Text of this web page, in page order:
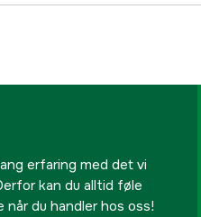
erfaring med det vi
kan du alltid føle
du handler hos oss!